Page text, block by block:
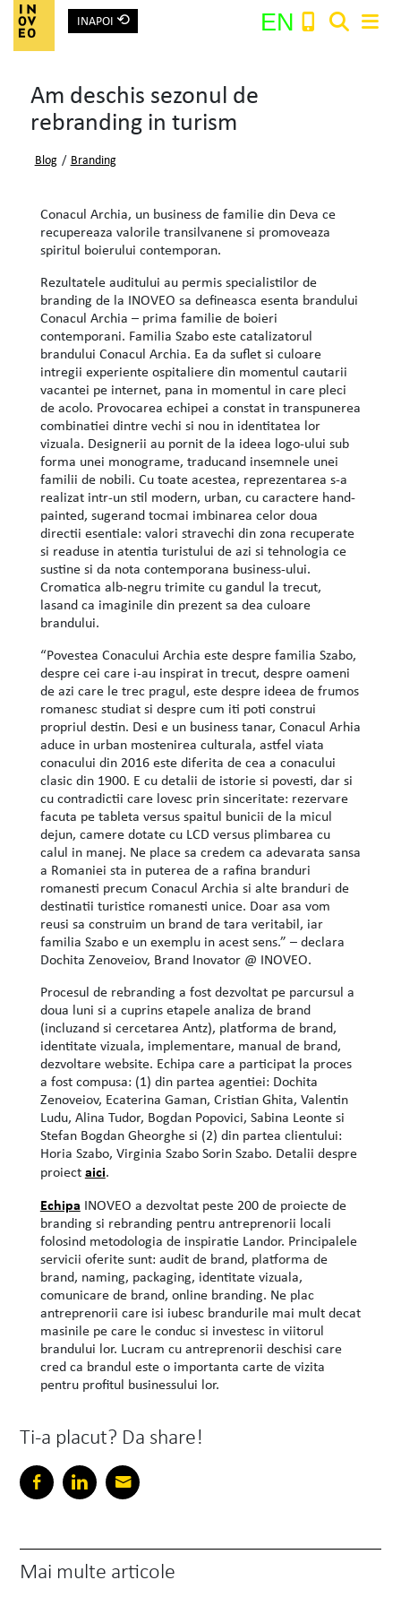
Main Navigation
INAPOI ⟲ EN
Search:
Am deschis sezonul de
rebranding in turism
Blog / Branding
Conacul Archia, un business de familie din Deva ce
recupereaza valorile transilvanene si promoveaza
spiritul boierului contemporan.
Rezultatele auditului au permis specialistilor de
branding de la INOVEO sa defineasca esenta brandului
Conacul Archia – prima familie de boieri
contemporani. Familia Szabo este catalizatorul
brandului Conacul Archia. Ea da suflet si culoare
intregii experiente ospitaliere din momentul cautarii
vacantei pe internet, pana in momentul in care pleci
de acolo. Provocarea echipei a constat in transpunerea
combinatiei dintre vechi si nou in identitatea lor
vizuala. Designerii au pornit de la ideea logo-ului sub
forma unei monograme, traducand insemnele unei
familii de nobili. Cu toate acestea, reprezentarea s-a
realizat intr-un stil modern, urban, cu caractere hand-
painted, sugerand tocmai imbinarea celor doua
directii esentiale: valori stravechi din zona recuperate
si readuse in atentia turistului de azi si tehnologia ce
sustine si da nota contemporana business-ului.
Cromatica alb-negru trimite cu gandul la trecut,
lasand ca imaginile din prezent sa dea culoare
brandului.
“Povestea Conacului Archia este despre familia Szabo,
despre cei care i-au inspirat in trecut, despre oameni
de azi care le trec pragul, este despre ideea de frumos
romanesc studiat si despre cum iti poti construi
propriul destin. Desi e un business tanar, Conacul Arhia
aduce in urban mostenirea culturala, astfel viata
conacului din 2016 este diferita de cea a conacului
clasic din 1900. E cu detalii de istorie si povesti, dar si
cu contradictii care lovesc prin sinceritate: rezervare
facuta pe tableta versus spaitul bunicii de la micul
dejun, camere dotate cu LCD versus plimbarea cu
calul in manej. Ne place sa credem ca adevarata sansa
a Romaniei sta in puterea de a rafina branduri
romanesti precum Conacul Archia si alte branduri de
destinatii turistice romanesti unice. Doar asa vom
reusi sa construim un brand de tara veritabil, iar
familia Szabo e un exemplu in acest sens.” – declara
Dochita Zenoveiov, Brand Inovator @ INOVEO.
Procesul de rebranding a fost dezvoltat pe parcursul a
doua luni si a cuprins etapele analiza de brand
(incluzand si cercetarea Antz), platforma de brand,
identitate vizuala, implementare, manual de brand,
dezvoltare website. Echipa care a participat la proces
a fost compusa: (1) din partea agentiei: Dochita
Zenoveiov, Ecaterina Gaman, Cristian Ghita, Valentin
Ludu, Alina Tudor, Bogdan Popovici, Sabina Leonte si
Stefan Bogdan Gheorghe si (2) din partea clientului:
Horia Szabo, Virginia Szabo Sorin Szabo. Detalii despre
proiectaici.
Echipa INOVEO a dezvoltat peste 200 de proiecte de
branding si rebranding pentru antreprenorii locali
folosind metodologia de inspiratie Landor. Principalele
servicii oferite sunt: audit de brand, platforma de
brand, naming, packaging, identitate vizuala,
comunicare de brand, online branding. Ne plac
antreprenorii care isi iubesc brandurile mai mult decat
masinile pe care le conduc si investesc in viitorul
brandului lor. Lucram cu antreprenorii deschisi care
cred ca brandul este o importanta carte de vizita
pentru profitul businessului lor.
Ti-a placut? Da share!
Mai multe articole